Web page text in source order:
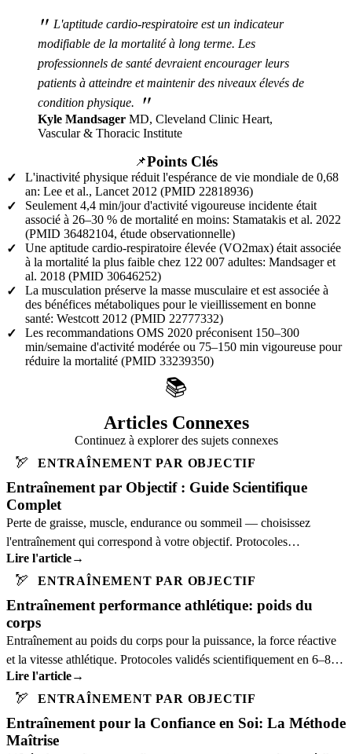
" L'aptitude cardio-respiratoire est un indicateur
modifiable de la mortalité à long terme. Les
professionnels de santé devraient encourager leurs
patients à atteindre et maintenir des niveaux élevés de
condition physique.
"
Kyle Mandsager MD, Cleveland Clinic Heart,
Vascular & Thoracic Institute
📌Points Clés
✓
L'inactivité physique réduit l'espérance de vie mondiale de 0,68
an: Lee et al., Lancet 2012 (PMID 22818936)
✓
Seulement 4,4 min/jour d'activité vigoureuse incidente était
associé à 26–30 % de mortalité en moins: Stamatakis et al. 2022
(PMID 36482104, étude observationnelle)
✓
Une aptitude cardio-respiratoire élevée (VO2max) était associée
à la mortalité la plus faible chez 122 007 adultes: Mandsager et
al. 2018 (PMID 30646252)
✓
La musculation préserve la masse musculaire et est associée à
des bénéfices métaboliques pour le vieillissement en bonne
santé: Westcott 2012 (PMID 22777332)
✓
Les recommandations OMS 2020 préconisent 150–300
min/semaine d'activité modérée ou 75–150 min vigoureuse pour
réduire la mortalité (PMID 33239350)
📚
Articles Connexes
Continuez à explorer des sujets connexes
🏹 ENTRAÎNEMENT PAR OBJECTIF
Entraînement par Objectif : Guide Scientifique
Complet
Perte de graisse, muscle, endurance ou sommeil — choisissez
l'entraînement qui correspond à votre objectif. Protocoles
scientifiques pour chaque but.
Lire l'article→
🏹 ENTRAÎNEMENT PAR OBJECTIF
Entraînement performance athlétique: poids du
corps
Entraînement au poids du corps pour la puissance, la force réactive
et la vitesse athlétique. Protocoles validés scientifiquement en 6–8
semaines.
Lire l'article→
🏹 ENTRAÎNEMENT PAR OBJECTIF
Entraînement pour la Confiance en Soi: La Méthode
Maîtrise